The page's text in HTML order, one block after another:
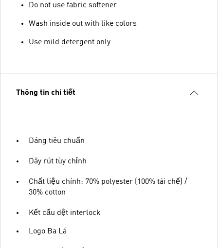
Do not use fabric softener
Wash inside out with like colors
Use mild detergent only
Thông tin chi tiết
Dáng tiêu chuẩn
Dây rút tùy chỉnh
Chất liệu chính: 70% polyester (100% tái chế) /
30% cotton
Kết cấu dệt interlock
Logo Ba Lá